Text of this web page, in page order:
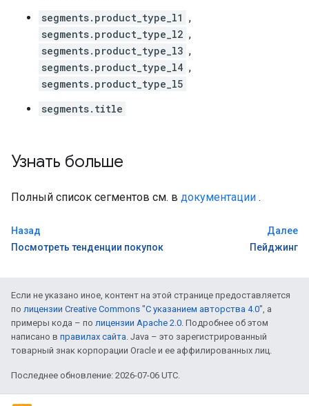
segments.product_type_l1 ,
segments.product_type_l2 ,
segments.product_type_l3 ,
segments.product_type_l4 ,
segments.product_type_l5
segments.title
Узнать больше
Полный список сегментов см. в документации .
Назад
Посмотреть тенденции покупок
Далее
Пейджинг
Если не указано иное, контент на этой странице предоставляется
по лицензии Creative Commons "С указанием авторства 4.0", а
примеры кода – по лицензии Apache 2.0. Подробнее об этом
написано в правилах сайта. Java – это зарегистрированный
товарный знак корпорации Oracle и ее аффилированных лиц.
Последнее обновление: 2026-07-06 UTC.